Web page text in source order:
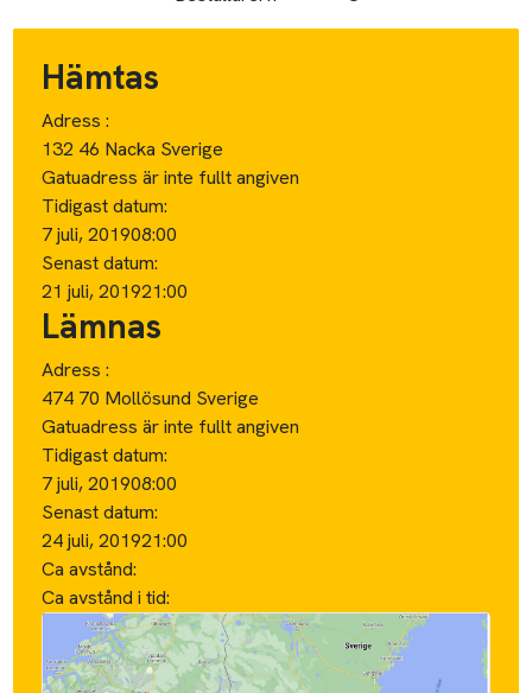
Hämtas
Adress :
132 46 Nacka Sverige
Gatuadress är inte fullt angiven
Tidigast datum:
7 juli, 201908:00
Senast datum:
21 juli, 201921:00
Lämnas
Adress :
474 70 Mollösund Sverige
Gatuadress är inte fullt angiven
Tidigast datum:
7 juli, 201908:00
Senast datum:
24 juli, 201921:00
Ca avstånd:
Ca avstånd i tid: